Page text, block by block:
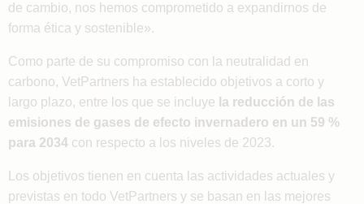
de cambio, nos hemos comprometido a expandirnos de
forma ética y sostenible».
Como parte de su compromiso con la neutralidad en
carbono, VetPartners ha establecido objetivos a corto y
largo plazo, entre los que se incluye la reducción de las
emisiones de gases de efecto invernadero en un 59 %
para 2034 con respecto a los niveles de 2023.
Los objetivos tienen en cuenta las actividades actuales y
previstas en todo VetPartners y se basan en las mejores